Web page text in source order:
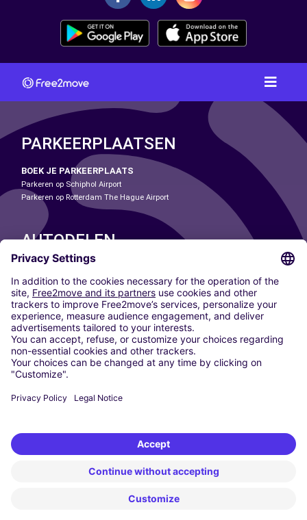
PARKEERPLAATSEN
BOEK JE PARKEERPLAATS
Parkeren op Schiphol Airport
Parkeren op Rotterdam The Hague Airport
AUTODELEN
ONZE STEDEN
Paris
Madrid
Washington DC
Milaan
Rome
Turijn
Wenen
Berlijn
Düsseldorf